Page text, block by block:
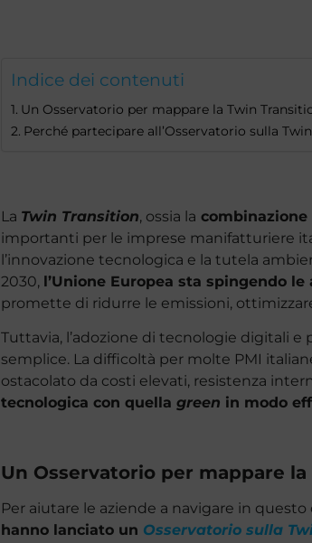
Indice dei contenuti
Un Osservatorio per mappare la Twin
Perché partecipare all’Osservatorio sulla
La Twin Transition, ossia la
importanti per le imprese manifatturiere
l’innovazione tecnologica e la tutela
2030, l’Unione Europea sta spingendo
promette di ridurre le emissioni,
Tuttavia, l’adozione di tecnologie digitali
semplice. La difficoltà per molte PMI
ostacolato da costi elevati, resistenza
tecnologica con quella green in modo
Un Osservatorio per mappare
Per aiutare le aziende a navigare in questo
hanno lanciato un Osservatorio sulla